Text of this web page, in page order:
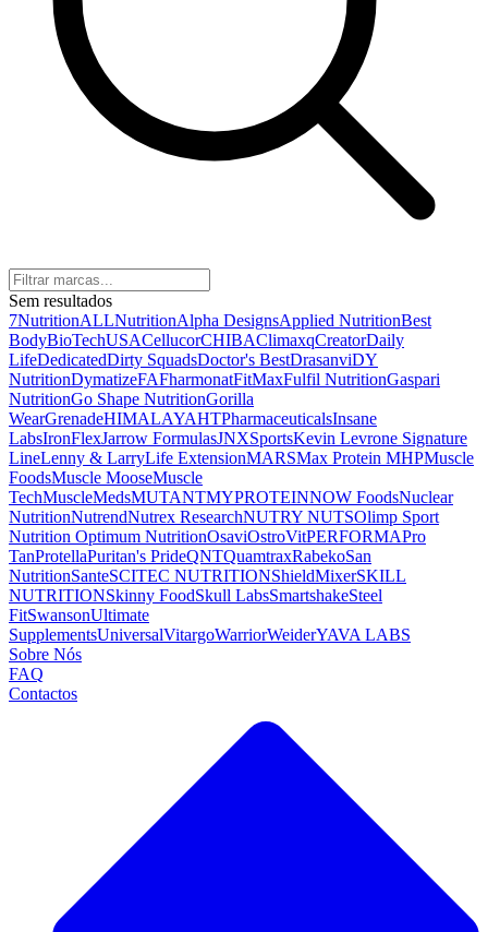
Sem resultados
7NutritionALLNutritionAlpha DesignsApplied NutritionBest
BodyBioTechUSACellucorCHIBAClimaxqCreatorDaily
LifeDedicatedDirty SquadsDoctor's BestDrasanviDY
NutritionDymatizeFAFharmonatFitMaxFulfil NutritionGaspari
NutritionGo Shape NutritionGorilla
WearGrenadeHIMALAYAHTPharmaceuticalsInsane
LabsIronFlexJarrow FormulasJNXSportsKevin Levrone Signature
LineLenny & LarryLife ExtensionMARSMax Protein MHPMuscle
FoodsMuscle MooseMuscle
TechMuscleMedsMUTANTMYPROTEINNOW FoodsNuclear
NutritionNutrendNutrex ResearchNUTRY NUTSOlimp Sport
Nutrition Optimum NutritionOsaviOstroVitPERFORMAPro
TanProtellaPuritan's PrideQNTQuamtraxRabekoSan
NutritionSanteSCITEC NUTRITIONShieldMixerSKILL
NUTRITIONSkinny FoodSkull LabsSmartshakeSteel
FitSwansonUltimate
SupplementsUniversalVitargoWarriorWeiderYAVA LABS
Sobre Nós
FAQ
Contactos